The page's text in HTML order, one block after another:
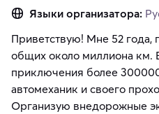
Языки организатора:
Приветствую! Мне 52 года,
общих около миллиона км.
приключения более
автомеханик и своего
Организую внедорожные